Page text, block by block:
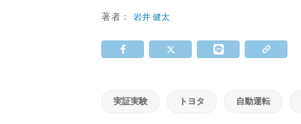
著者：岩井 健太
実証実験 トヨタ 自動運転